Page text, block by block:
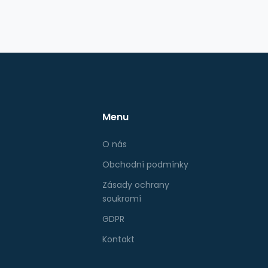
Menu
O nás
Obchodní podmínky
Zásady ochrany
soukromí
GDPR
Kontakt